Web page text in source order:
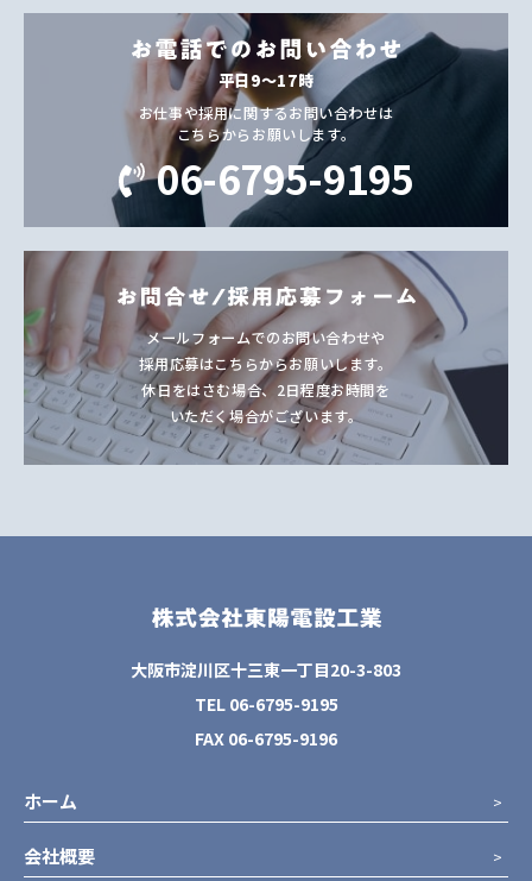
平日9〜17時
お仕事や採用に関するお問い合わせは
こちらからお願いします。
06-6795-9195
メールフォームでのお問い合わせや
採用応募はこちらからお願いします。
休日をはさむ場合、2日程度お時間を
いただく場合がございます。
大阪市淀川区十三東一丁目20-3-803
TEL 06-6795-9195
FAX 06-6795-9196
ホーム
会社概要